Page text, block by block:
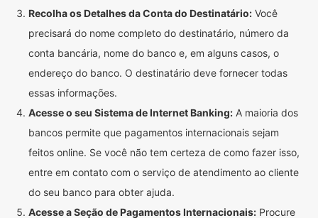
Recolha os Detalhes da Conta do Destinatário: Você
precisará do nome completo do destinatário, número da
conta bancária, nome do banco e, em alguns casos, o
endereço do banco. O destinatário deve fornecer todas
essas informações.
Acesse o seu Sistema de Internet Banking: A maioria dos
bancos permite que pagamentos internacionais sejam
feitos online. Se você não tem certeza de como fazer isso,
entre em contato com o serviço de atendimento ao cliente
do seu banco para obter ajuda.
Acesse a Seção de Pagamentos Internacionais: Procure